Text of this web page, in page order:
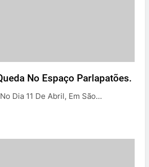
No Espaço Parlapatões.
Dia 11 De Abril, Em São…